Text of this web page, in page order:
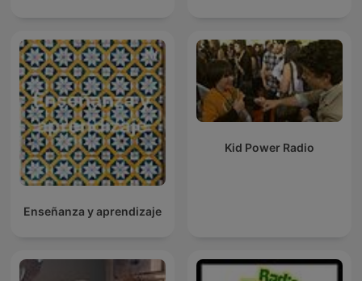
Enseñanza y aprendizaje
Kid Power Radio